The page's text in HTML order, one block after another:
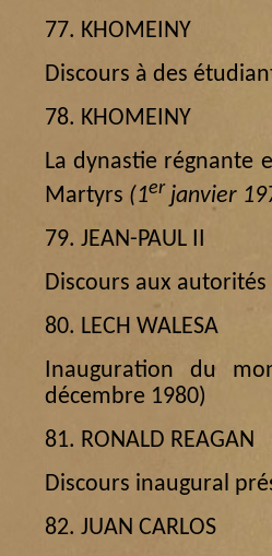
77. KHOMEINY
Discours à des
78. KHOMEINY
La dynastie régnante
Martyrs (1er janvier
79. JEAN-PAUL II
Discours aux
80. LECH WALESA
Inauguration du
décembre 1980)
81. RONALD REAGAN
Discours inaugural
82. JUAN CARLOS